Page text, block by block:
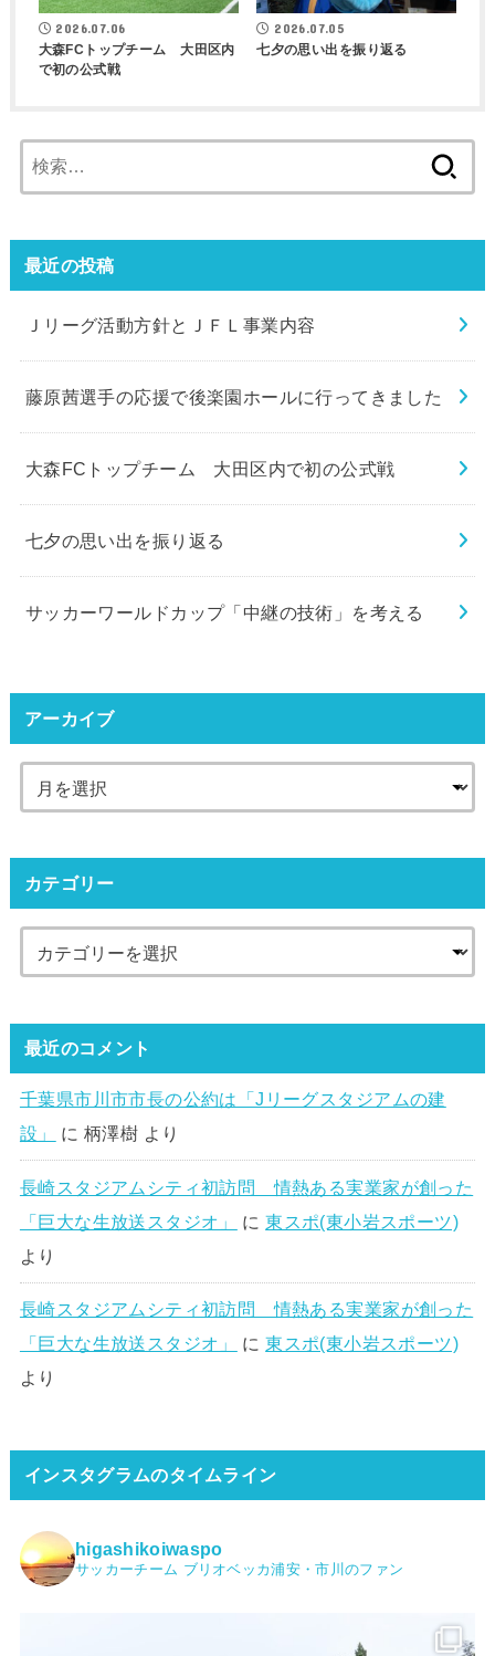
2026.07.06
大森FCトップチーム 大田区内
で初の公式戦
2026.07.05
七夕の思い出を振り返る
索:
最近の投稿
Ｊリーグ活動方針とＪＦＬ事業内容
藤原茜選手の応援で後楽園ホールに行ってきました
大森FCトップチーム 大田区内で初の公式戦
七夕の思い出を振り返る
サッカーワールドカップ「中継の技術」を考える
アーカイブ
カテゴリー
最近のコメント
千葉県市川市市長の公約は「Jリーグスタジアムの建
設」
に 柄澤樹 より
長崎スタジアムシティ初訪問 情熱ある実業家が創った
「巨大な生放送スタジオ」
に東スポ(東小岩スポーツ)
より
長崎スタジアムシティ初訪問 情熱ある実業家が創った
「巨大な生放送スタジオ」
に東スポ(東小岩スポーツ)
より
インスタグラムのタイムライン
higashikoiwaspo
サッカーチーム ブリオベッカ浦安・市川のファン